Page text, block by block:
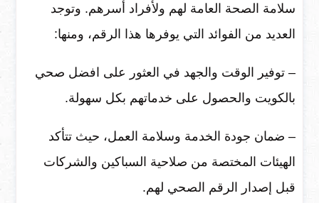
سلامة الصحة العامة لهم ولأفراد أسرهم. وتوجد
العديد من الفوائد التي يوفرها هذا الرقم، ومنها:
– توفير الوقت والجهد في العثور على افضل صحي
بالكويت والحصول على خدماتهم بكل سهولة.
– ضمان جودة الخدمة وسلامة العمل، حيث تتأكد
الهيئات المختصة من صلاحية السباكين والشركات
قبل إصدار الرقم الصحي لهم.